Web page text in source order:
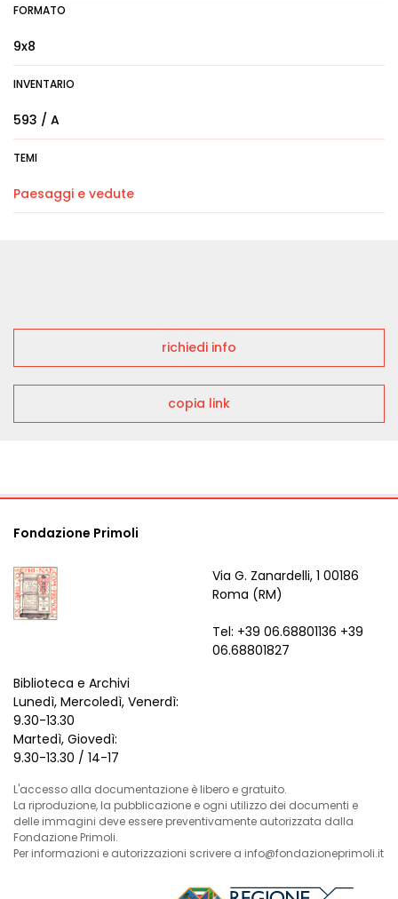
FORMATO
9x8
INVENTARIO
593 / A
TEMI
Paesaggi e vedute
richiedi info
copia link
Fondazione Primoli
Via G. Zanardelli, 1 00186
Roma (RM)
Tel: +39 06.68801136 +39
06.68801827
Biblioteca e Archivi
Lunedì, Mercoledì, Venerdì:
9.30-13.30
Martedì, Giovedì:
9.30-13.30 / 14-17
L'accesso alla documentazione è libero e gratuito.
La riproduzione, la pubblicazione e ogni utilizzo dei documenti e
delle immagini deve essere preventivamente autorizzata dalla
Fondazione Primoli.
Per informazioni e autorizzazioni scrivere a info@fondazioneprimoli.it